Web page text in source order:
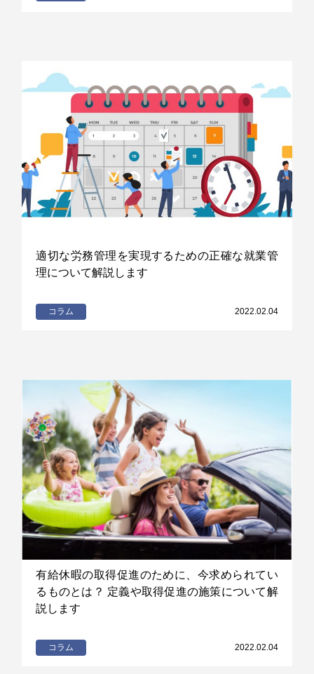
適切な労務管理を実現するための正確な就業管
理について解説します
コラム 2022.02.04
有給休暇の取得促進のために、今求められてい
るものとは？ 定義や取得促進の施策について解
説します
コラム 2022.02.04